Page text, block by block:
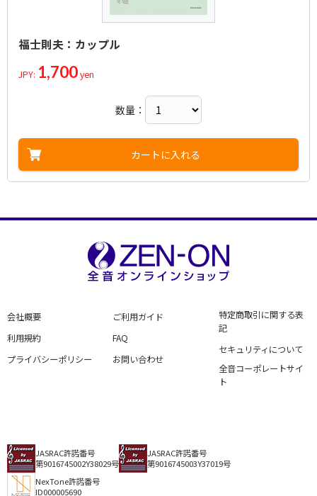
福士則夫：カップル
JPY: 1,700yen
数量：
カートに入れる
会社概要
利用規約
プライバシーポリシー
ご利用ガイド
FAQ
お問い合わせ
特定商取引に関する表
記
セキュリティについて
全音コーポレートサイ
ト
JASRAC許諾番号
第9016745002Y38029号
JASRAC許諾番号
第9016745003Y37019号
NexTone許諾番号
ID000005690